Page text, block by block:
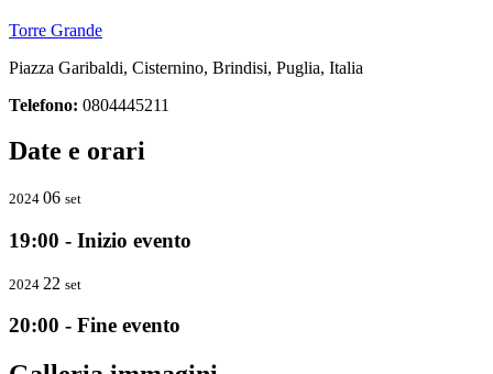
Torre Grande
Piazza Garibaldi, Cisternino, Brindisi, Puglia, Italia
Telefono: 0804445211
Date e orari
2024 06 set
19:00 - Inizio evento
2024 22 set
20:00 - Fine evento